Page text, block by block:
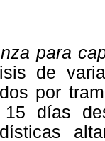
para
de
por
días